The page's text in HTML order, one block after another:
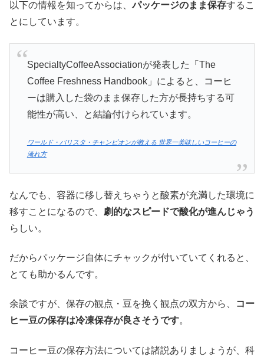
以下の情報を知ってからは、パッケージのまま保存するこ
とにしています。
SpecialtyCoffeeAssociationが発表した「The
Coffee Freshness Handbook」によると、コーヒ
ーは購入した袋のまま保存した方が長持ちする可
能性が高い、と結論付けられています。
ワールド・バリスタ・チャンピオンが教える 世界一美味しいコーヒーの
淹れ方
なんでも、容器に移し替えちゃうと酸素が充満した環境に
移すことになるので、 劇的なスピードで酸化が進んじゃう
らしい。
だからパッケージ自体にチャックが付いていてくれると、
とても助かるんです。
余談ですが、保存の観点・豆を挽く観点の双方から、
コー
ヒー豆の保存は冷凍保存が良さそうです。
コーヒー豆の保存方法については諸説ありましょうが、科